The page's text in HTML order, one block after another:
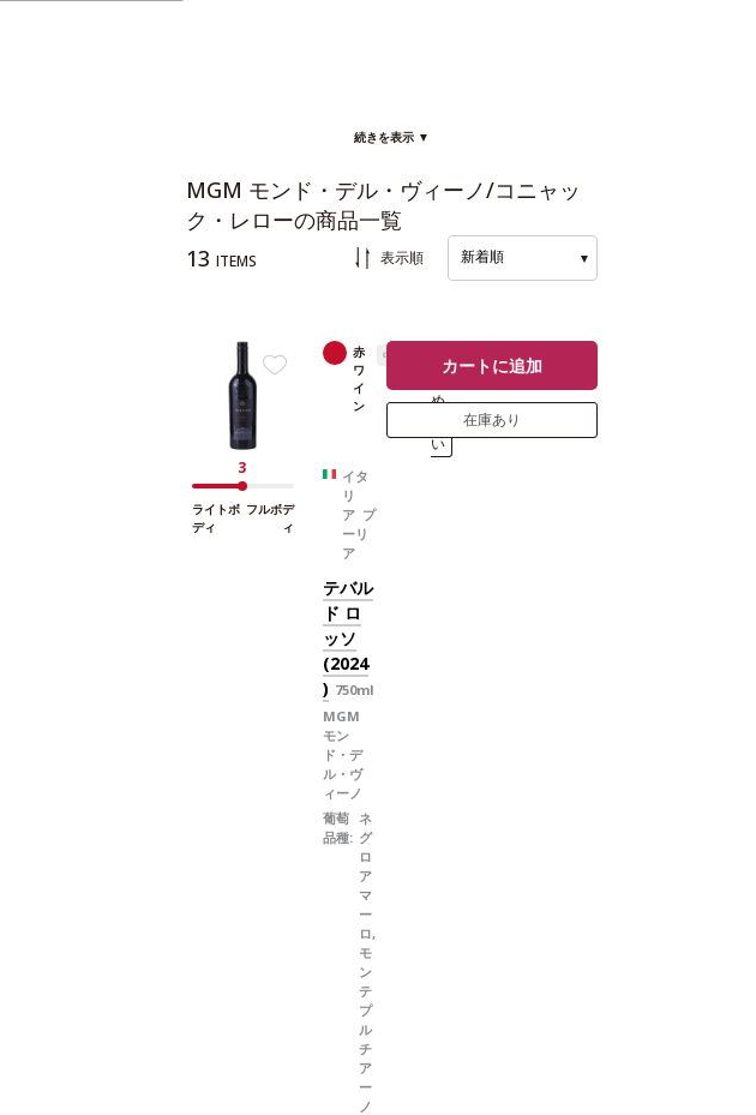
続きを表示 ▼
MGM モンド・デル・ヴィーノ/コニャッ
ク・レローの商品一覧
13 ITEMS 表示順 新着順 ▼
3
ライトボ
ディ
フルボデ
ィ
赤
ワ
イ
ン
中辛口
ま
と
め
い
イタ
リ
ア プ
ーリ
ア
テバル
ド ロ
ッソ
(2024
) 750ml
MGM
モン
ド・デ
ル・ヴ
ィーノ
葡萄
品種:
ネ
グ
ロ
ア
マ
ー
ロ,
モ
ン
テ
プ
ル
チ
ア
ー
ノ
カートに追加
在庫あり